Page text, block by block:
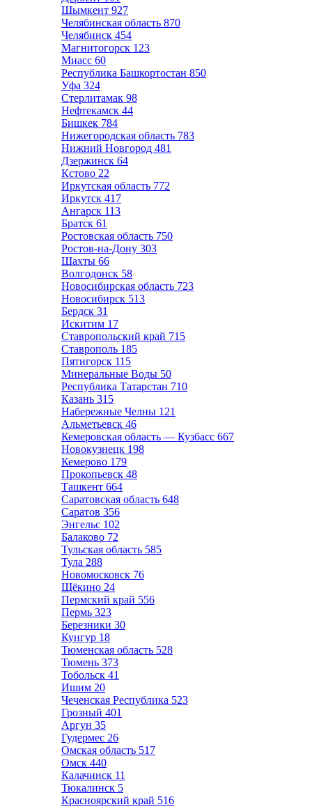
Шымкент 927
Челябинская область 870
Челябинск 454
Магнитогорск 123
Миасс 60
Республика Башкортостан 850
Уфа 324
Стерлитамак 98
Нефтекамск 44
Бишкек 784
Нижегородская область 783
Нижний Новгород 481
Дзержинск 64
Кстово 22
Иркутская область 772
Иркутск 417
Ангарск 113
Братск 61
Ростовская область 750
Ростов-на-Дону 303
Шахты 66
Волгодонск 58
Новосибирская область 723
Новосибирск 513
Бердск 31
Искитим 17
Ставропольский край 715
Ставрополь 185
Пятигорск 115
Минеральные Воды 50
Республика Татарстан 710
Казань 315
Набережные Челны 121
Альметьевск 46
Кемеровская область — Кузбасс 667
Новокузнецк 198
Кемерово 179
Прокопьевск 48
Ташкент 664
Саратовская область 648
Саратов 356
Энгельс 102
Балаково 72
Тульская область 585
Тула 288
Новомосковск 76
Щёкино 24
Пермский край 556
Пермь 323
Березники 30
Кунгур 18
Тюменская область 528
Тюмень 373
Тобольск 41
Ишим 20
Чеченская Республика 523
Грозный 401
Аргун 35
Гудермес 26
Омская область 517
Омск 440
Калачинск 11
Тюкалинск 5
Красноярский край 516